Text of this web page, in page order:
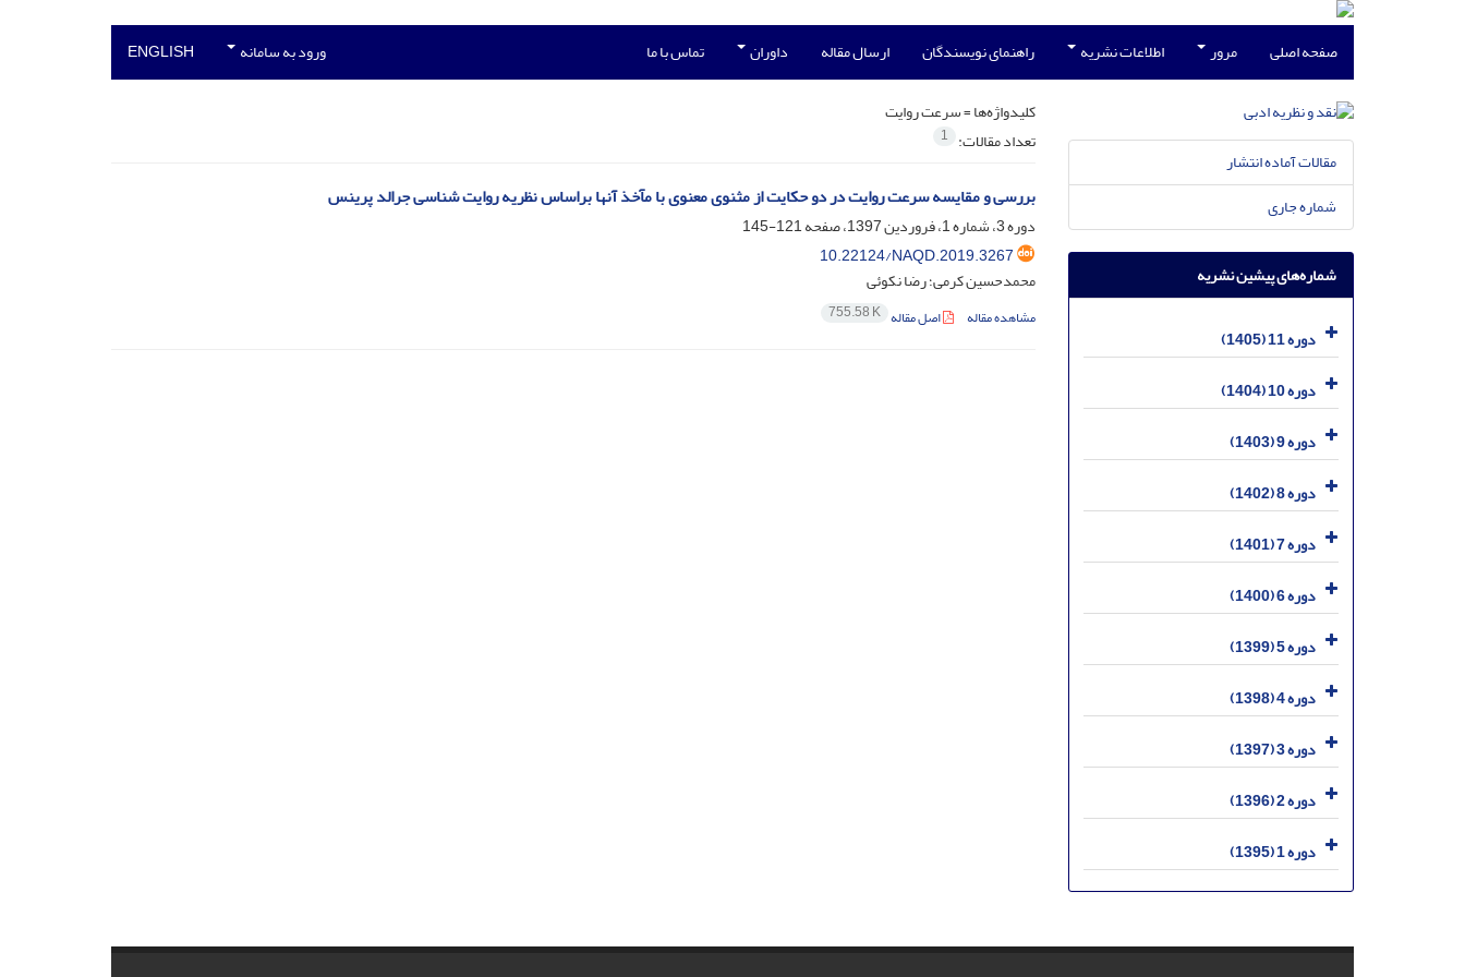
صفحه اصلی مرور اطلاعات نشریه راهنمای نویسندگان ارسال مقاله داوران تماس با ما ورود به سامانه ENGLISH
کلیدواژه‌ها =سرعت روایت
تعداد مقالات: 1
بررسی و مقایسه سرعت روایت در دو حکایت از مثنوی معنوی با مآخذ آنها براساس نظریه روایت شناسی جرالد پرینس
دوره 3، شماره 1، فروردین 1397، صفحه
121-145
10.22124/NAQD.2019.3267
محمدحسین کرمی؛ رضا نکوئی
مشاهده مقاله اصل مقاله 755.58 K
مقالات آماده انتشار
شماره جاری
شماره‌های پیشین نشریه
دوره 11 (1405)
دوره 10 (1404)
دوره 9 (1403)
دوره 8 (1402)
دوره 7 (1401)
دوره 6 (1400)
دوره 5 (1399)
دوره 4 (1398)
دوره 3 (1397)
دوره 2 (1396)
دوره 1 (1395)